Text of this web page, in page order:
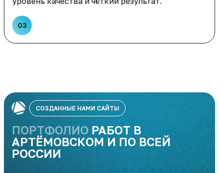
03
СОЗДАННЫЕ НАМИ САЙТЫ
ПОРТФОЛИОРАБОТ В
АРТЁМОВСКОМ И ПО ВСЕЙ
РОССИИ